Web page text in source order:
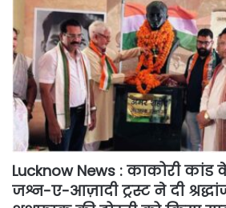
Lucknow News : काकोरी
जश्न-ए-आज़ादी ट्रस्ट ने दी